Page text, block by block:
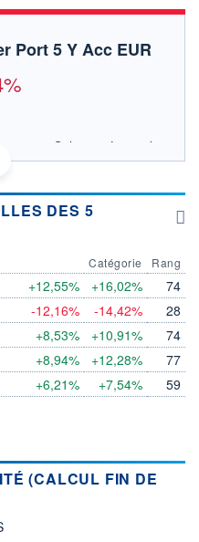
Port 5 Y Acc EUR
Solutions Limited
AU 06/08/2026
09/04
17
LUX
BOURSOVIE
DES 5
+12,55%
-12,16%
+8,53%
+8,94%
+6,21%
Catégorie
+16,02%
-14,42%
+10,91%
+12,28%
+7,54%
Rang
74
28
74
77
59
(CALCUL FIN DE